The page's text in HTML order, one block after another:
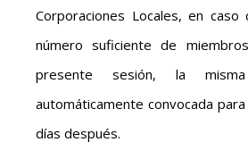
Corporaciones Locales, en caso
número suficiente de
presente sesión, la
automáticamente convocada
días después.